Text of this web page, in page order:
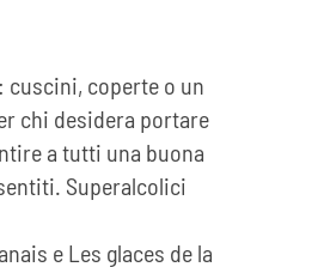
cuscini, coperte o un
chi desidera portare
a tutti una buona
Superalcolici
e Les glaces de la